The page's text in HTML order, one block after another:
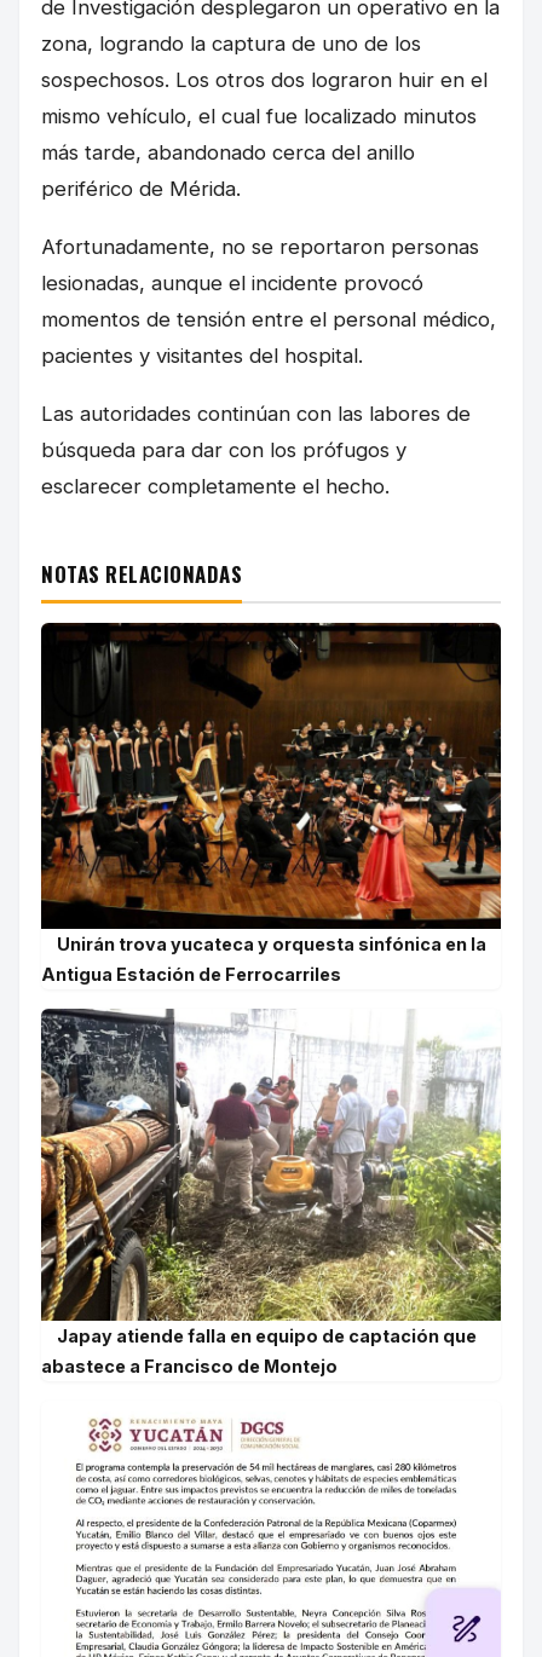
de Investigación desplegaron un operativo en la
zona, logrando la captura de uno de los
sospechosos. Los otros dos lograron huir en el
mismo vehículo, el cual fue localizado minutos
más tarde, abandonado cerca del anillo
periférico de Mérida.
Afortunadamente, no se reportaron personas
lesionadas, aunque el incidente provocó
momentos de tensión entre el personal médico,
pacientes y visitantes del hospital.
Las autoridades continúan con las labores de
búsqueda para dar con los prófugos y
esclarecer completamente el hecho.
NOTAS RELACIONADAS
Unirán trova yucateca y orquesta sinfónica en la
Antigua Estación de Ferrocarriles
Japay atiende falla en equipo de captación que
abastece a Francisco de Montejo